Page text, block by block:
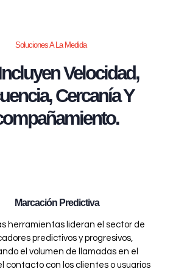
Soluciones A La Medida
Velocidad,
Cercanía Y
Marcación Predictiva
herramientas lideran el sector de
predictivos y progresivos,
el volumen de llamadas en el
contacto con los clientes o usuarios